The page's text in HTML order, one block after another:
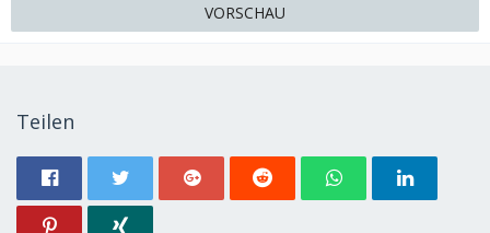
VORSCHAU
Teilen